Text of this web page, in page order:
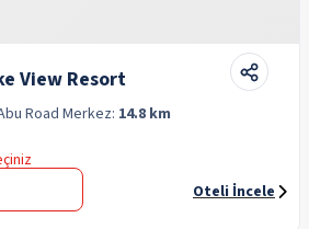
View Resort
Road Merkez: 14.8 km
Oteli İncele